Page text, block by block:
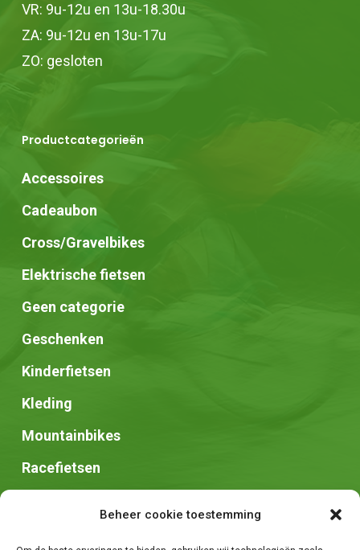
Beheer cookie toestemming
VR: 9u-12u en 13u-18.30u
ZA: 9u-12u en 13u-17u
ZO: gesloten
Productcategorieën
Accessoires
Cadeaubon
Cross/Gravelbikes
Elektrische fietsen
Geen categorie
Geschenken
Kinderfietsen
Kleding
Mountainbikes
Racefietsen